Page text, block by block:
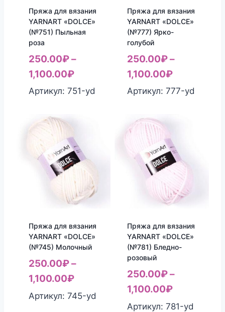
Пряжа для вязания
YARNART «DOLCE»
(№751) Пыльная
роза
250.00₽–
1,100.00₽
Артикул: 751-yd
Пряжа для вязания
YARNART «DOLCE»
(№777) Ярко-
голубой
250.00₽–
1,100.00₽
Артикул: 777-yd
Пряжа для вязания
YARNART «DOLCE»
(№745) Молочный
250.00₽–
1,100.00₽
Артикул: 745-yd
Пряжа для вязания
YARNART «DOLCE»
(№781) Бледно-
розовый
250.00₽–
1,100.00₽
Артикул: 781-yd